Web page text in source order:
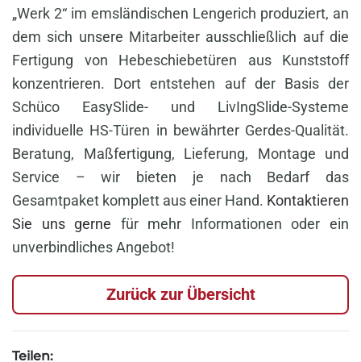
„Werk 2“ im emsländischen Lengerich produziert, an
dem sich unsere Mitarbeiter ausschließlich auf die
Fertigung von Hebeschiebetüren aus Kunststoff
konzentrieren. Dort entstehen auf der Basis der
Schüco EasySlide- und LivIngSlide-Systeme
individuelle HS-Türen in bewährter Gerdes-Qualität.
Beratung, Maßfertigung, Lieferung, Montage und
Service – wir bieten je nach Bedarf das
Gesamtpaket komplett aus einer Hand. Kontaktieren
Sie uns gerne für mehr Informationen oder ein
unverbindliches Angebot!
Zurück zur Übersicht
Teilen: